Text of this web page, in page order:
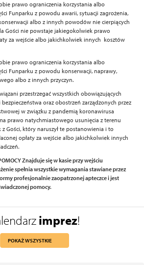
prawo ograniczenia korzystania albo
Funparku z powodu awarii, sytuacji zagrożenia,
albo z innych powodów nie cierpiących
Gości nie powstaje jakiegokolwiek prawo
za wejście albo jakichkolwiek innych kosztów
prawo ograniczenia korzystania albo
Funparku z powodu konserwacji, naprawy,
albo z innych przyczyn.
przestrzegać wszystkich obowiązujących
oraz obostrzeń zarządzonych przez
w związku z pandemią koronawirusa
prawo natychmiastowego usunięcia z terenu
Gości, który naruszył te postanowienia i to
opłaty za wejście albo jakichkolwiek innych
Znajduje się w kasie przy wejściu
spełnia wszystkie wymagania stawiane przez
profesjonalnie zaopatrzonej apteczce i jest
pomocy.
imprez!
POKAŻ WSZYSTKIE